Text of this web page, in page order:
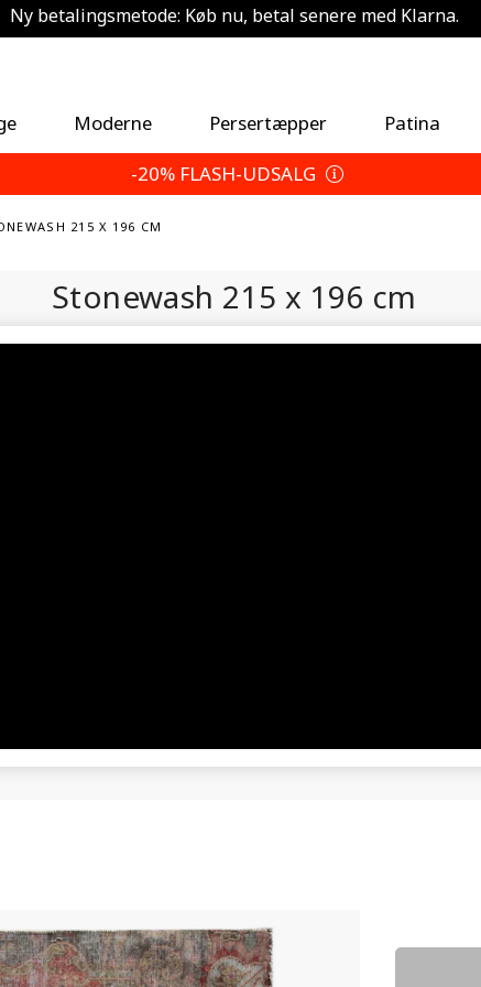
Spar 5 % ekstra — Vælg dine returbetingelser
Ny betalingsmetode: Køb nu, betal senere med Klarna.
Moderne Persertæpper Patina
-20% FLASH-UDSALG
215 X 196 CM
Stonewash 215 x 196 cm